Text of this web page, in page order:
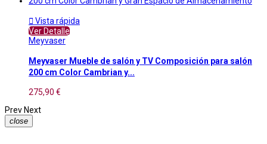
 Vista rápida
Ver Detalle
Meyvaser
Meyvaser Mueble de salón y TV Composición para salón
200 cm Color Cambrian y...
275,90 €
Prev Next
close